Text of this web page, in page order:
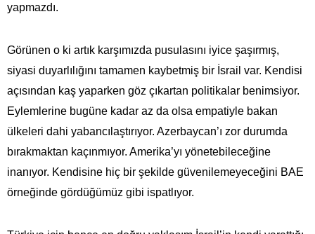
yapmazdı.
Görünen o ki artık karşımızda pusulasını iyice şaşırmış,
siyasi duyarlılığını tamamen kaybetmiş bir İsrail var. Kendisi
açısından kaş yaparken göz çıkartan politikalar benimsiyor.
Eylemlerine bugüne kadar az da olsa empatiyle bakan
ülkeleri dahi yabancılaştırıyor. Azerbaycan’ı zor durumda
bırakmaktan kaçınmıyor. Amerika’yı yönetebileceğine
inanıyor. Kendisine hiç bir şekilde güvenilemeyeceğini BAE
örneğinde gördüğümüz gibi ispatlıyor.